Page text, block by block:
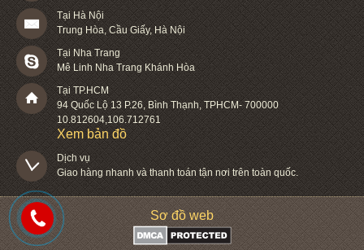
Tại Hà Nội
Trung Hòa, Cầu Giấy, Hà Nội
Tại Nha Trang
Mê Linh Nha Trang Khánh Hòa
Tại TP.HCM
94 Quốc Lộ 13 P.26,Bình Thạnh,TPHCM-700000
10.812604,106.712761
Xem bản đồ
Dịch vụ
Giao hàng nhanh và thanh toán tận nơi trên toàn quốc.
Sơ đồ web